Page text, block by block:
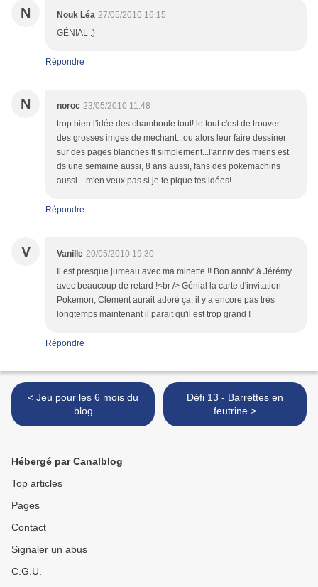
N Nouk Léa 27/05/2010 16:15
GÉNIAL :)
Répondre
N noroc 23/05/2010 11:48
trop bien l'idée des chamboule tout! le tout c'est de trouver
des grosses imges de mechant...ou alors leur faire dessiner
sur des pages blanches tt simplement...l'anniv des miens est
ds une semaine aussi, 8 ans aussi, fans des pokemachins
aussi....m'en veux pas si je te pique tes idées!
Répondre
V Vanille 20/05/2010 19:30
Il est presque jumeau avec ma minette !! Bon anniv' à Jérémy
avec beaucoup de retard !<br /> Génial la carte d'invitation
Pokemon, Clément aurait adoré ça, il y a encore pas très
longtemps maintenant il parait qu'il est trop grand !
Répondre
< Jeu pour les 6 mois du
blog
Défi 13 - Barrettes en
feutrine >
Hébergé par Canalblog
Top articles
Pages
Contact
Signaler un abus
C.G.U.